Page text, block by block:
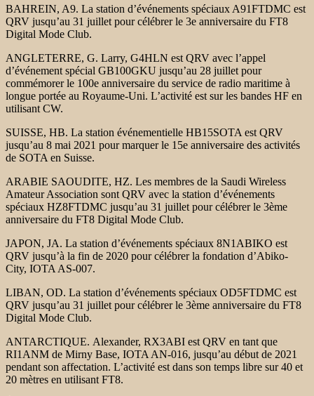
BAHREIN, A9. La station d’événements spéciaux A91FTDMC est
QRV jusqu’au 31 juillet pour célébrer le 3e anniversaire du FT8
Digital Mode Club.
ANGLETERRE, G. Larry, G4HLN est QRV avec l’appel
d’événement spécial GB100GKU jusqu’au 28 juillet pour
commémorer le 100e anniversaire du service de radio maritime à
longue portée au Royaume-Uni. L’activité est sur les bandes HF en
utilisant CW.
SUISSE, HB. La station événementielle HB15SOTA est QRV
jusqu’au 8 mai 2021 pour marquer le 15e anniversaire des activités
de SOTA en Suisse.
ARABIE SAOUDITE, HZ. Les membres de la Saudi Wireless
Amateur Association sont QRV avec la station d’événements
spéciaux HZ8FTDMC jusqu’au 31 juillet pour célébrer le 3ème
anniversaire du FT8 Digital Mode Club.
JAPON, JA. La station d’événements spéciaux 8N1ABIKO est
QRV jusqu’à la fin de 2020 pour célébrer la fondation d’Abiko-
City, IOTA AS-007.
LIBAN, OD. La station d’événements spéciaux OD5FTDMC est
QRV jusqu’au 31 juillet pour célébrer le 3ème anniversaire du FT8
Digital Mode Club.
ANTARCTIQUE. Alexander, RX3ABI est QRV en tant que
RI1ANM de Mirny Base, IOTA AN-016, jusqu’au début de 2021
pendant son affectation. L’activité est dans son temps libre sur 40 et
20 mètres en utilisant FT8.